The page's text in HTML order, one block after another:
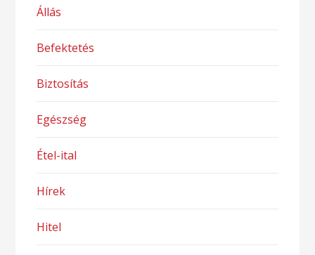
Állás
Befektetés
Biztosítás
Egészség
Étel-ital
Hírek
Hitel